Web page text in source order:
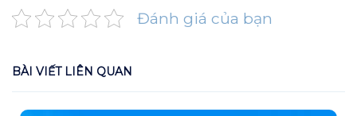
Đánh giá của bạn
BÀI VIẾT LIÊN QUAN